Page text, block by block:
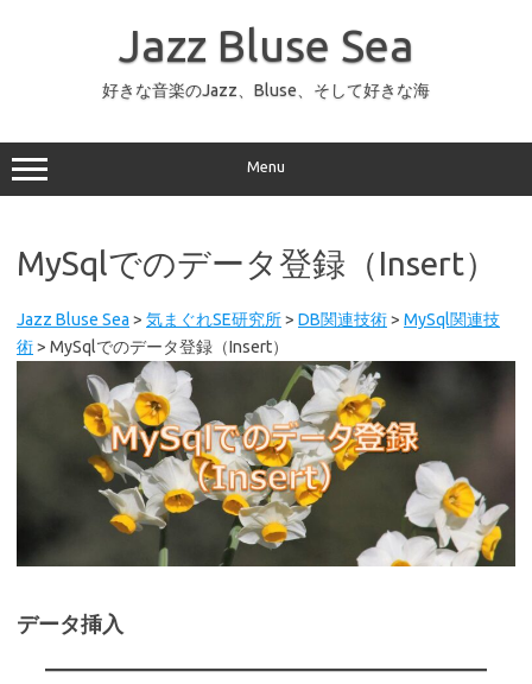
ッ
プ
Jazz Bluse Sea
好きな音楽のJazz、Bluse、そして好きな海
Menu
MySqlでのデータ登録（Insert）
Jazz Bluse Sea > 気まぐれSE研究所> DB関連技術> MySql関連技
術> MySqlでのデータ登録（Insert）
データ挿入